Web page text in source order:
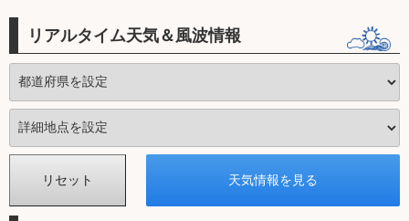
リアルタイム天気＆風波情報